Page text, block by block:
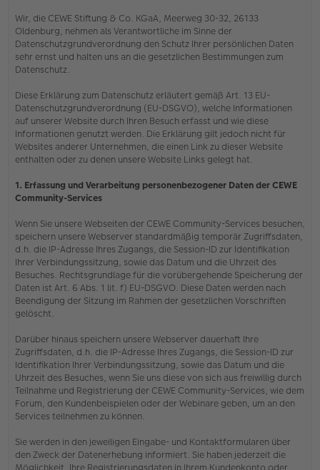
Wir, die CEWE Stiftung & Co. KGaA, Meerweg 30-32, 26133
Oldenburg, nehmen als Verantwortliche im Sinne der
Datenschutzgrundverordnung den Schutz Ihrer persönlichen Daten
sehr ernst und halten uns an die gesetzlichen Bestimmungen zum
Datenschutz.
Diese Erklärung zum Datenschutz erläutert gemäß Art. 13 EU-
Datenschutzgrundverordnung (EU-DSGVO), welche Informationen
auf unserer Website durch Ihren Besuch erfasst und wie diese
Informationen genutzt werden. Die Erklärung gilt jedoch nicht für
Websites anderer Unternehmen, die einen Link zu dieser Website
enthalten oder zu denen unsere Website Links gelegt hat.
1. Erfassung und Verarbeitung personenbezogener Daten der CEWE
Community-Services
Wenn Sie unsere Webseiten der CEWE Community-Services besuchen,
speichern unsere Webserver standardmäßig temporär Zugriffsdaten,
d.h. die IP-Adresse Ihres Zugangs, die Session-ID zur Identifikation
Ihrer Verbindungssitzung, sowie das Datum und die Uhrzeit des
Besuches. Rechtsgrundlage für die vorübergehende Speicherung der
Daten ist Art. 6 Abs. 1 lit. f) EU-DSGVO. Diese Daten werden nach
Beendigung der Sitzung im Rahmen der gesetzlichen Vorschriften
gelöscht.
Darüber hinaus speichern unsere Webserver dauerhaft Ihre
Zugriffsdaten, d.h. die IP-Adresse Ihres Zugangs, die Session-ID zur
Identifikation Ihrer Verbindungssitzung, sowie das Datum und die
Uhrzeit des Besuches, wenn Sie uns diese von sich aus freiwillig durch
Teilnahme und Registrierung der CEWE Community-Services, wie dem
Forum, den Kundenbeispielen oder der Webinare geben, um an den
Services teilnehmen zu können.
Sie werden in den jeweiligen Eingabe- und Kontaktformularen über
den Zweck der Datenerhebung informiert. Sie haben jederzeit die
Möglichkeit, Ihre Registrierungsdaten in Ihrem Kundenkonto oder